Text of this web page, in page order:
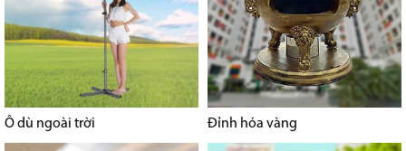
Ô dù ngoài trời Đỉnh hóa vàng